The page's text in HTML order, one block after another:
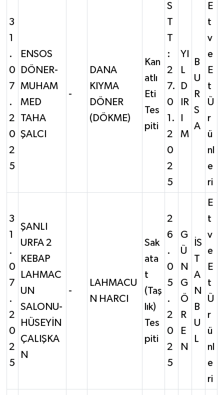
3
1
.
0
7
.
2
0
2
5
ENSOS
DÖNER-
MUHAM
MED
TAHA
ŞALCI
-
DANA
KIYMA
DÖNER
(DÖKME)
Kan
atlı
Eti
Tes
piti
S
T
T
:
2
7.
0
1.
2
0
2
5
YI
L
D
IR
M
B
U
R
S
A
E
t
v
e
E
t
Ü
r
ü
nl
e
ri
3
1
.
0
7
.
2
0
2
5
ŞANLI
URFA 2
KEBAP
LAHMAC
UN
SALONU-
HÜSEYİN
ÇALIŞKA
N
-
LAHMACU
N HARCI
Sak
ata
t
(Taş
lık)
Tes
piti
2
6
.
0
5
.
2
0
2
5
G
Ü
N
G
Ö
R
E
N
İS
T
A
N
B
U
L
E
t
v
e
E
t
Ü
r
ü
nl
e
ri